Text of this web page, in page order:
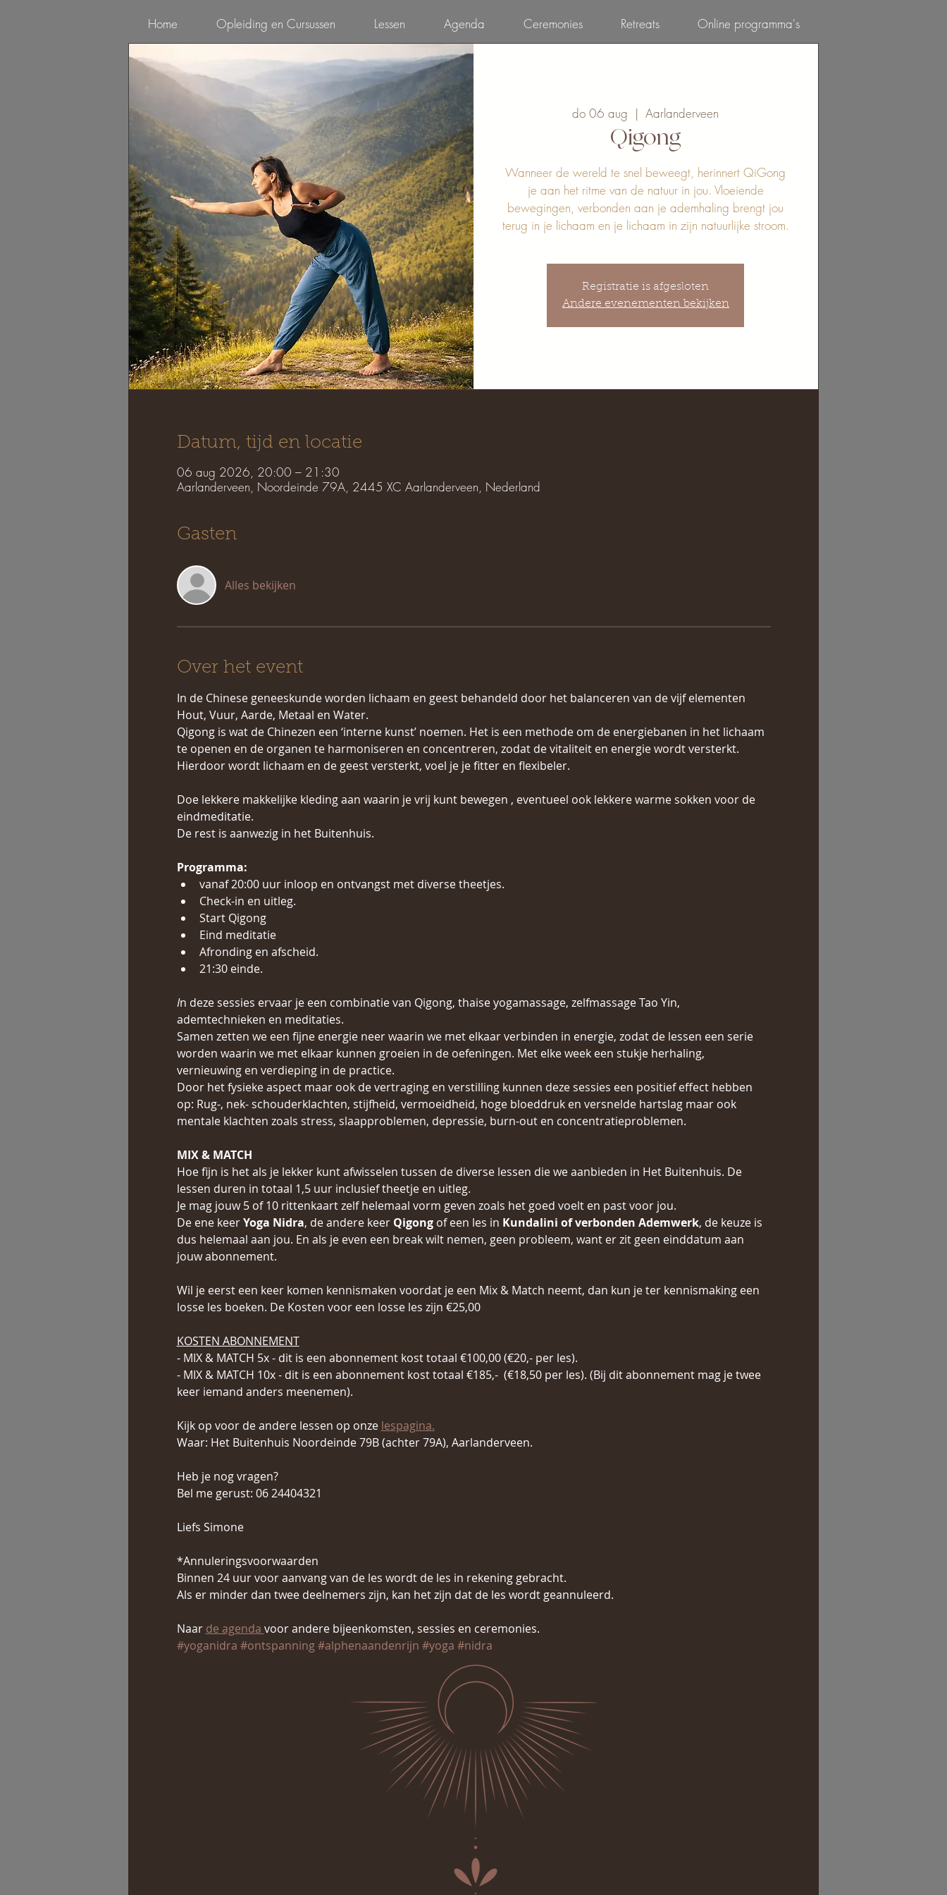
do 06 aug
  |
Aarlanderveen
Qigong
Wanneer de wereld te snel beweegt, herinnert QiGong
je aan het ritme van de natuur in jou. Vloeiende
bewegingen, verbonden aan je ademhaling brengt jou
terug in je lichaam en je lichaam in zijn natuurlijke stroom.
Registratie is afgesloten
Andere evenementen bekijken
Datum, tijd en locatie
06 aug 2026, 20:00 – 21:30
Aarlanderveen, Noordeinde 79A, 2445 XC Aarlanderveen, Nederland
Gasten
Alles bekijken
Over het event
In de Chinese geneeskunde worden lichaam en geest behandeld door het balanceren van de vijf elementen
Hout, Vuur, Aarde, Metaal en Water.
Qigong is wat de Chinezen een ‘interne kunst’ noemen. Het is een methode om de energiebanen in het lichaam
te openen en de organen te harmoniseren en concentreren, zodat de vitaliteit en energie wordt versterkt.
Hierdoor wordt lichaam en de geest versterkt, voel je je fitter en flexibeler.
Doe lekkere makkelijke kleding aan waarin je vrij kunt bewegen , eventueel ook lekkere warme sokken voor de
eindmeditatie.
De rest is aanwezig in het Buitenhuis.
Programma:
vanaf 20:00 uur inloop en ontvangst met diverse theetjes.
Check-in en uitleg.
Start Qigong
Eind meditatie
Afronding en afscheid.
21:30 einde.
In deze sessies ervaar je een combinatie van Qigong, thaise yogamassage, zelfmassage Tao Yin,
ademtechnieken en meditaties.
Samen zetten we een fijne energie neer waarin we met elkaar verbinden in energie, zodat de lessen een serie
worden waarin we met elkaar kunnen groeien in de oefeningen. Met elke week een stukje herhaling,
vernieuwing en verdieping in de practice.
Door het fysieke aspect maar ook de vertraging en verstilling kunnen deze sessies een positief effect hebben
op: Rug-, nek- schouderklachten, stijfheid, vermoeidheid, hoge bloeddruk en versnelde hartslag maar ook
mentale klachten zoals stress, slaapproblemen, depressie, burn-out en concentratieproblemen.
MIX & MATCH
Hoe fijn is het als je lekker kunt afwisselen tussen de diverse lessen die we aanbieden in Het Buitenhuis. De
lessen duren in totaal 1,5 uur inclusief theetje en uitleg.
Je mag jouw 5 of 10 rittenkaart zelf helemaal vorm geven zoals het goed voelt en past voor jou.
De ene keer Yoga Nidra, de andere keer Qigong of een les in Kundalini of verbonden Ademwerk, de keuze is
dus helemaal aan jou. En als je even een break wilt nemen, geen probleem, want er zit geen einddatum aan
jouw abonnement.
Wil je eerst een keer komen kennismaken voordat je een Mix & Match neemt, dan kun je ter kennismaking een
losse les boeken. De Kosten voor een losse les zijn €25,00
KOSTEN ABONNEMENT
- MIX & MATCH 5x - dit is een abonnement kost totaal €100,00 (€20,- per les).
- MIX & MATCH 10x - dit is een abonnement kost totaal €185,-  (€18,50 per les). (Bij dit abonnement mag je twee
keer iemand anders meenemen).
Kijk op voor de andere lessen op onze lespagina.
Waar: Het Buitenhuis Noordeinde 79B (achter 79A), Aarlanderveen.
Heb je nog vragen?
Bel me gerust: 06 24404321
Liefs Simone
*Annuleringsvoorwaarden
Binnen 24 uur voor aanvang van de les wordt de les in rekening gebracht.
Als er minder dan twee deelnemers zijn, kan het zijn dat de les wordt geannuleerd.
Naar de agenda voor andere bijeenkomsten, sessies en ceremonies.
#yoganidra #ontspanning #alphenaandenrijn #yoga #nidra
Home Opleiding en Cursussen Lessen Agenda Ceremonies Retreats Online programma's